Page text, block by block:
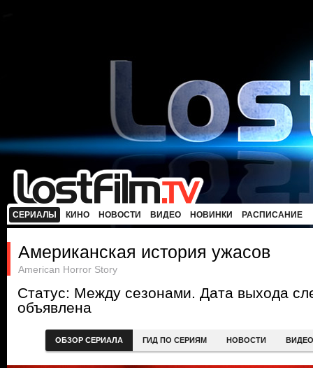
СЕРИАЛЫ КИНО НОВОСТИ ВИДЕО НОВИНКИ РАСПИСАНИЕ
Американская история ужасов
American Horror Story
Статус: Между сезонами. Дата выхода
объявлена
ОБЗОР СЕРИАЛА ГИД ПО СЕРИЯМ НОВОСТИ ВИДЕО